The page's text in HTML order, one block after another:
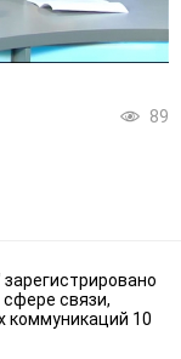
89
связи,
коммуникаций 10